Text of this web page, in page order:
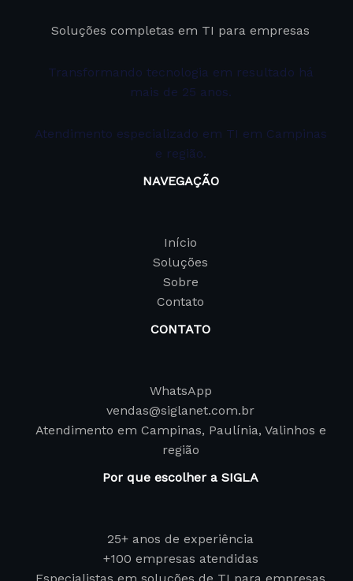
Soluções completas em TI para empresas
Transformando tecnologia em resultado há
mais de 25 anos.
Atendimento especializado em TI em Campinas
e região.
NAVEGAÇÃO
Início
Soluções
Sobre
Contato
CONTATO
WhatsApp
vendas@siglanet.com.br
Atendimento em Campinas, Paulínia, Valinhos e
região
Por que escolher a SIGLA
25+ anos de experiência
+100 empresas atendidas